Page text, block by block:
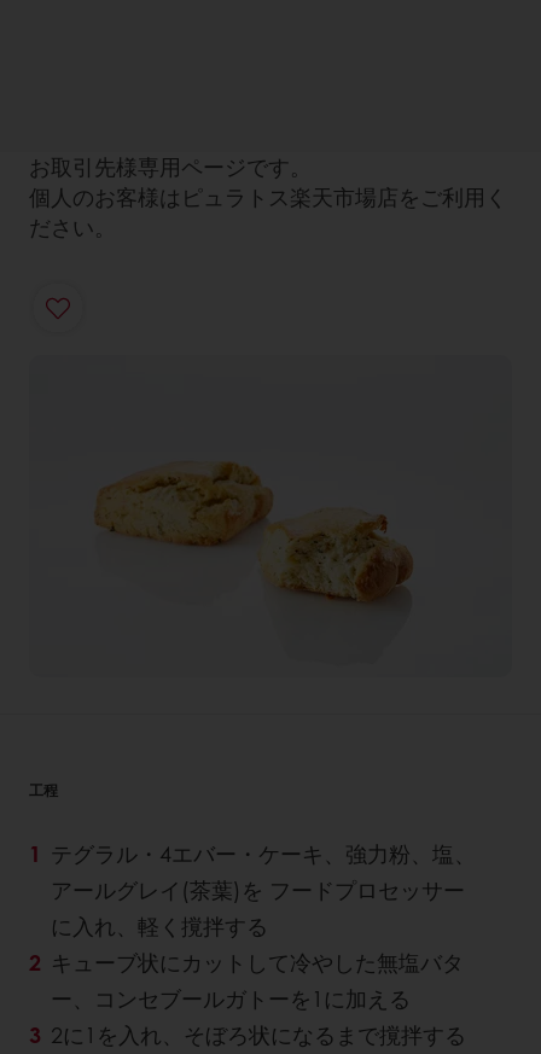
お取引先様専用ページです。
個人のお客様はピュラトス楽天市場店をご利用く
ださい。
工程
テグラル・4エバー・ケーキ、強力粉、塩、
アールグレイ(茶葉)を フードプロセッサー
に入れ、軽く撹拌する
キューブ状にカットして冷やした無塩バタ
ー、コンセブールガトーを1に加える
2に1を入れ、そぼろ状になるまで撹拌する